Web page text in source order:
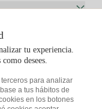
Clientes
tu experiencia.
desees.
para analizar
a tus hábitos de
en los botones